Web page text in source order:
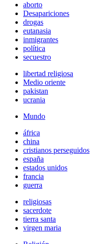
aborto
Desapariciones
drogas
eutanasia
inmigrantes
política
secuestro
libertad religiosa
Medio oriente
pakistan
ucrania
Mundo
áfrica
china
cristianos perseguidos
españa
estados unidos
francia
guerra
religiosas
sacerdote
tierra santa
virgen maria